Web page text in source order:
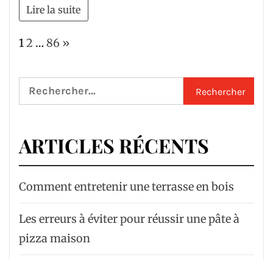
Lire la suite
Page:
12 … 86 Next
»
Rechercher :
ARTICLES RÉCENTS
Comment entretenir une terrasse en bois
Les erreurs à éviter pour réussir une pâte à
pizza maison